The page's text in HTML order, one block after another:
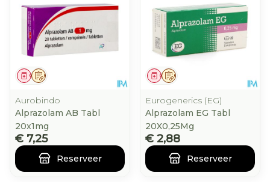
Op voorschrift
Geneesmiddel
Aurobindo
Alprazolam AB Tabl
20x1mg
€ 7,25
Reserveer
Op voorschrift
Geneesmiddel
Eurogenerics (EG)
Alprazolam EG Tabl
20X0,25Mg
€ 2,88
Reserveer